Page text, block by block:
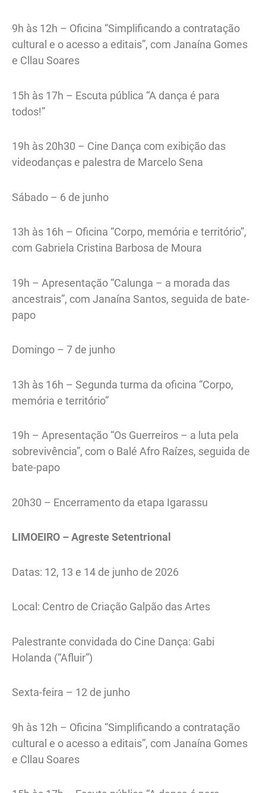
9h às 12h – Oficina “Simplificando a contratação
cultural e o acesso a editais”, com Janaína Gomes
e Cllau Soares
15h às 17h – Escuta pública “A dança é para
todos!”
19h às 20h30 – Cine Dança com exibição das
videodanças e palestra de Marcelo Sena
Sábado – 6 de junho
13h às 16h – Oficina “Corpo, memória e território”,
com Gabriela Cristina Barbosa de Moura
19h – Apresentação “Calunga – a morada das
ancestrais”, com Janaína Santos, seguida de bate-
papo
Domingo – 7 de junho
13h às 16h – Segunda turma da oficina “Corpo,
memória e território”
19h – Apresentação “Os Guerreiros – a luta pela
sobrevivência”, com o Balé Afro Raízes, seguida de
bate-papo
20h30 – Encerramento da etapa Igarassu
LIMOEIRO – Agreste Setentrional
Datas: 12, 13 e 14 de junho de 2026
Local: Centro de Criação Galpão das Artes
Palestrante convidada do Cine Dança: Gabi
Holanda (“Afluir”)
Sexta-feira – 12 de junho
9h às 12h – Oficina “Simplificando a contratação
cultural e o acesso a editais”, com Janaína Gomes
e Cllau Soares